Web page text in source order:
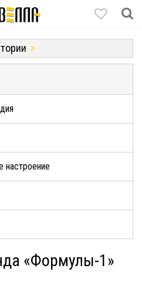
настроение
«Формулы-1»